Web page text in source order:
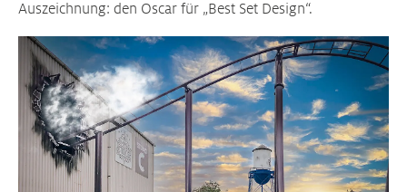
Auszeichnung: den Oscar für „Best Set Design“.